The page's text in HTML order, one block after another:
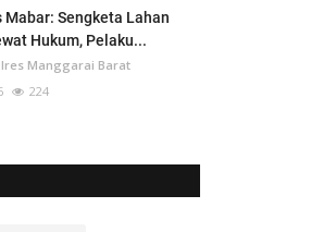
Mabar: Sengketa Lahan
Hukum, Pelaku...
Manggarai Barat
224